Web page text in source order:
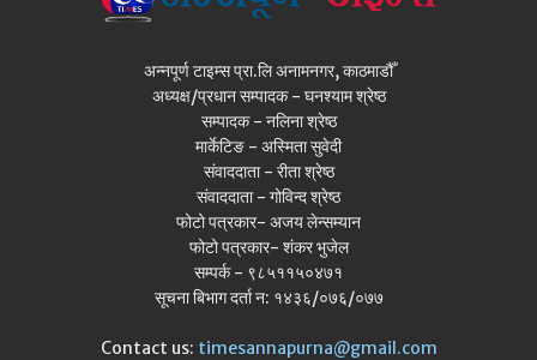
अन्नपूर्ण टाइम्स प्रा.लि अनामनगर, काठमाडौँ
अध्यक्ष/प्रधान सम्पादक - घनश्याम श्रेष्ठ
सम्पादक - नलिना श्रेष्ठ
मार्केटिङ - अस्मिता सुवेदी
संवाददाता - रीता श्रेष्ठ
संवाददाता - गोविन्द श्रेष्ठ
फोटो पत्रकार- अजय लेन्सम्यान
फोटो पत्रकार- शंकर भुजेल
सम्पर्क - ९८५११५०४७१
सूचना बिभाग दर्ता न: १४३६/०७६/०७७
Contact us: timesannapurna@gmail.com